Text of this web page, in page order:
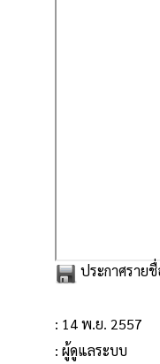
ประกาศราย
: 14 พ.ย. 2557
: ผู้ดูแลระบบ